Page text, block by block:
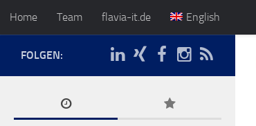
Home Team flavia-it.de English
FOLGEN: